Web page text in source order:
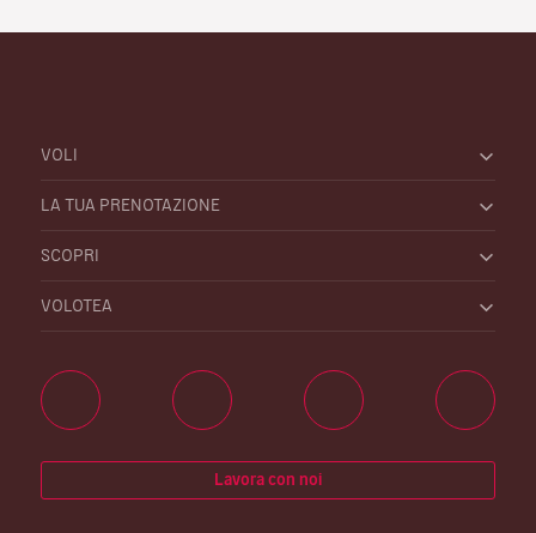
VOLI
LA TUA PRENOTAZIONE
SCOPRI
VOLOTEA
Lavora con noi